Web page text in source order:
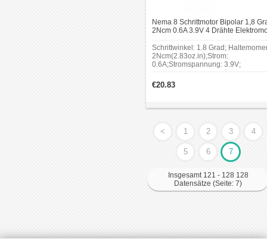
Nema 8 Schrittmotor Bipolar 1,8
2Ncm 0.6A 3.9V 4 Drähte
Schrittwinkel: 1.8 Grad;
2Ncm(2.83oz.in);Strom:
0.6A;Stromspannung: 3.9V;
Länge: 33mm; Schaftlänge: 10mm;
Doppel-D-Schnittlänge: 7mm;
300mm;Gewicht: 70g.
€20.83
< 1 2 3 4
5 6 7
Insgesamt 121 - 128 128
Datensätze (Seite: 7)